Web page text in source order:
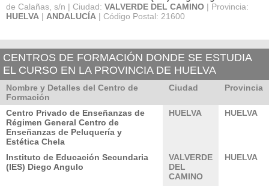
de Calañas, s/n | Ciudad: VALVERDE DEL CAMINO | Provincia:
HUELVA | ANDALUCÍA | Código Postal: 21600
CENTROS DE FORMACIÓN DONDE SE ESTUDIA
EL CURSO EN LA PROVINCIA DE HUELVA
Nombre y Detalles del Centro de
Formación
Ciudad Provincia
Centro Privado de Enseñanzas de
Régimen General Centro de
Enseñanzas de Peluquería y
Estética Chela
HUELVA HUELVA
Instituto de Educación Secundaria
(IES) Diego Angulo
VALVERDE
DEL
CAMINO
HUELVA